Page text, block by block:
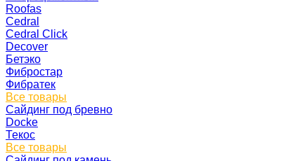
Roofas
Cedral
Cedral Click
Decover
Бетэко
Фибростар
Фибратек
Все товары
Сайдинг под бревно
Docke
Текос
Все товары